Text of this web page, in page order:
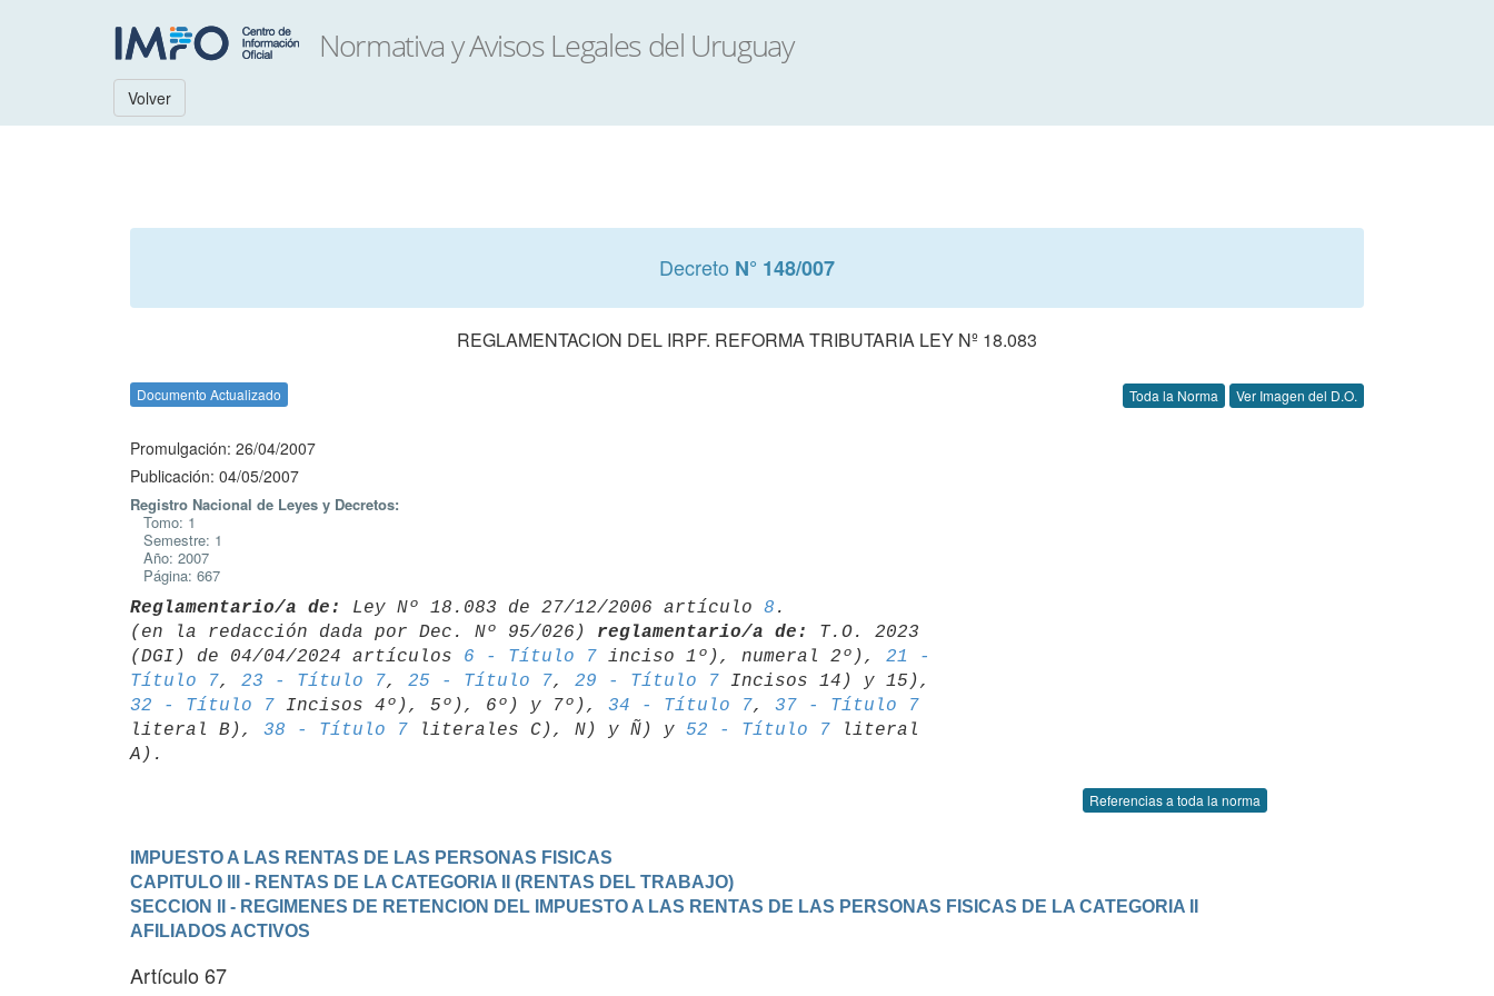
Volver
Decreto N° 148/007
REGLAMENTACION DEL IRPF. REFORMA TRIBUTARIA LEY Nº 18.083
Documento Actualizado Toda la Norma Ver Imagen del D.O.
Promulgación: 26/04/2007
Publicación: 04/05/2007
Registro Nacional de Leyes y Decretos:
Tomo: 1
Semestre: 1
Año: 2007
Página: 667
Reglamentario/a de: Ley Nº 18.083 de 27/12/2006 artículo 8 .
(en la redacción dada por Dec. Nº 95/026) reglamentario/a de:
T.O. 2023
(DGI) de 04/04/2024 artículos 6 - Título 7 inciso 1º), numeral 2º), 21 -
Título 7, 23 - Título 7, 25 - Título 7, 29 - Título 7 Incisos 14) y 15),
32 - Título 7 Incisos 4º), 5º), 6º) y 7º), 34 - Título 7, 37 - Título 7
literal B), 38 - Título 7 literales C), N) y Ñ) y 52 - Título 7 literal
Referencias a toda la norma
IMPUESTO A LAS RENTAS DE LAS PERSONAS FISICAS
CAPITULO III - RENTAS DE LA CATEGORIA II (RENTAS DEL TRABAJO)
SECCION II - REGIMENES DE RETENCION DEL IMPUESTO A LAS RENTAS DE LAS PERSONAS FISICAS DE LA CATEGORIA II
AFILIADOS ACTIVOS
Artículo 67